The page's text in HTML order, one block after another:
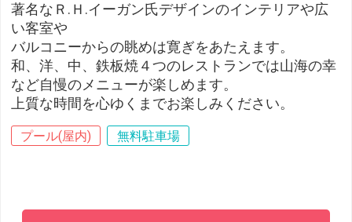
著名なＲ.Ｈ.イーガン氏デザインのインテリアや広
い客室や
バルコニーからの眺めは寛ぎをあたえます。
和、洋、中、鉄板焼４つのレストランでは山海の幸
など自慢のメニューが楽しめます。
上質な時間を心ゆくまでお楽しみください。
プール(屋内) 無料駐車場